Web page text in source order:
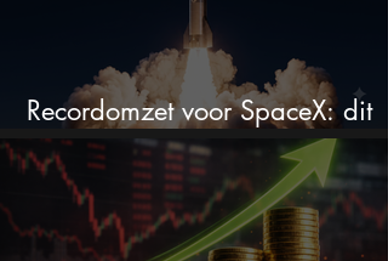
Recordomzet voor SpaceX: dit
moet je weten